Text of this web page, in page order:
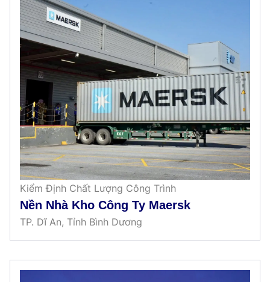
Kiểm Định Chất Lượng Công Trình
Nền Nhà Kho Công Ty Maersk
TP. Dĩ An, Tỉnh Bình Dương